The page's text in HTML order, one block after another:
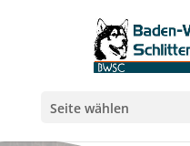
Seite wählen